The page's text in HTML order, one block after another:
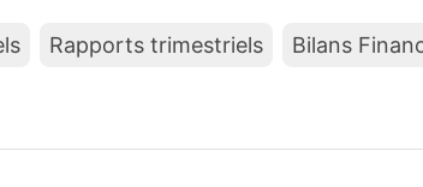
Rapports trimestriels Bilans